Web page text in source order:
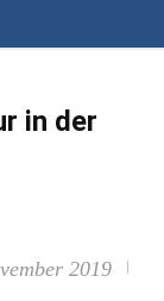
in der
2019